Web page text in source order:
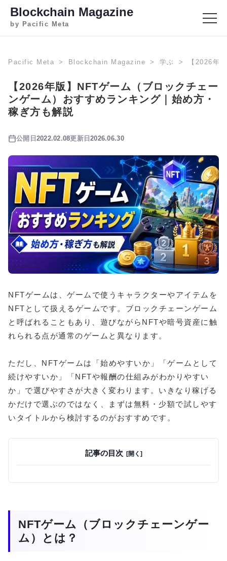
Blockchain Magazine
by Pacific Meta
Pacific Meta Blockchain Magazine 学ぶ 【2026年
【2026年版】NFTゲーム（ブロックチェー
ンゲーム）おすすめランキング｜始め方・
稼ぎ方も解説
公開日 2022.02.08更新日2026.06.30
NFTゲームは、ゲームで使うキャラクターやアイテムを
NFTとして扱えるゲームです。ブロックチェーンゲーム
と呼ばれることもあり、遊びながらNFTや暗号資産に触
れられる点が通常のゲームと異なります。
ただし、NFTゲームは「始めやすいか」「ゲームとして
続けやすいか」「NFTや報酬の仕組みがわかりやすい
か」で選びやすさが大きく変わります。いきなり稼げる
かだけで選ぶのではなく、まずは無料・少額で試しやす
いタイトルから検討するのがおすすめです。
記事の目次
NFTゲーム（ブロックチェーンゲー
ム）とは？